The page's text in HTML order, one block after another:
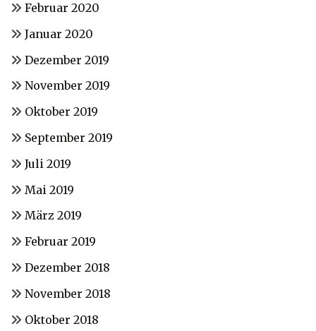
Februar 2020
Januar 2020
Dezember 2019
November 2019
Oktober 2019
September 2019
Juli 2019
Mai 2019
März 2019
Februar 2019
Dezember 2018
November 2018
Oktober 2018